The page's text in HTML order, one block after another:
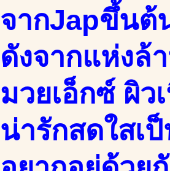
จากJapขึ้นต้
ดังจากแห่งล้
มวยเอ็กซ์ ผิว
น่ารักสดใสเ